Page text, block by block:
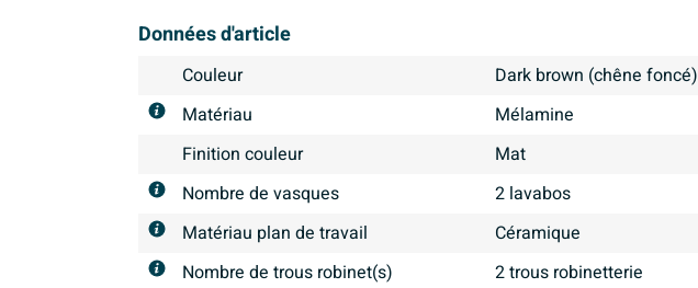
Données d'article
Couleur
Dark brown (chêne foncé)
Matériau
Mélamine
Finition couleur
mat
Nombre de vasques
2 lavabos
Matériau plan de travail
Céramique
Nombre de trous robinet(s)
2 trous robinetterie